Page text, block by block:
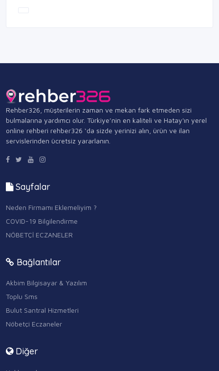
Rehber326, müşterilerin zaman ve mekan fark etmeden sizi
bulmalarına yardımcı olur. Türkiye’nin en kaliteli ve Hatay'ın yerel
online rehberi rehber326 ‘da sizde yerinizi alın, ürün ve ilan
servislerinden ücretsiz yararlanın.
Sayfalar
Neden Firmamı Eklemeliyim ?
COVID-19 Bilgilendirme
NÖBETÇİ ECZANELER
Bağlantılar
Akbim Bilgisayar & Yazılım
Toplu Sms
Bulut Santral Hizmetleri
Nöbetçi Eczaneler
Diğer